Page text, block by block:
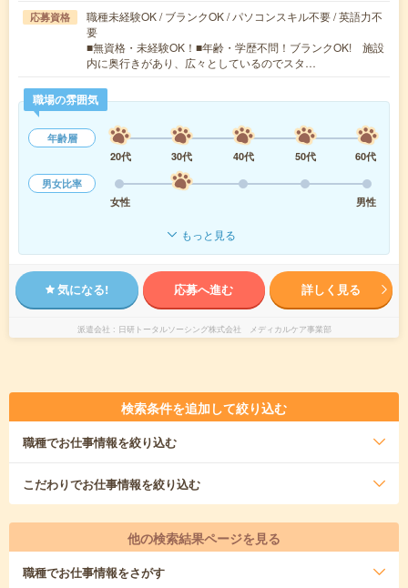
応募資格
職種未経験OK / ブランクOK / パソコンスキル不要 / 英語力不
要
■無資格・未経験OK！■年齢・学歴不問！ブランクOK! 施設
内に奥行きがあり、広々としているのでスタ…
職場の雰囲気
年齢層
20代
30代 40代 50代
60代
男女比率
女性
男性
もっと見る
気になる! 応募へ進む 詳しく見る
派遣会社 日研トータルソーシング株式会社 メディカルケア事業部
検索条件を追加して絞り込む
職種でお仕事情報を絞り込む
こだわりでお仕事情報を絞り込む
他の検索結果ページを見る
職種でお仕事情報をさがす